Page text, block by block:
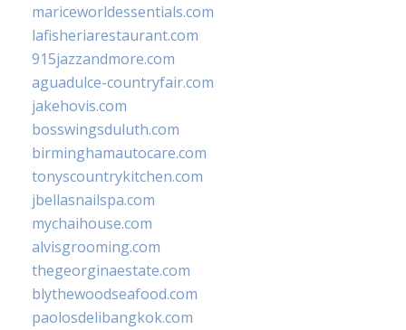
mariceworldessentials.com
lafisheriarestaurant.com
915jazzandmore.com
aguadulce-countryfair.com
jakehovis.com
bosswingsduluth.com
birminghamautocare.com
tonyscountrykitchen.com
jbellasnailspa.com
mychaihouse.com
alvisgrooming.com
thegeorginaestate.com
blythewoodseafood.com
paolosdelibangkok.com